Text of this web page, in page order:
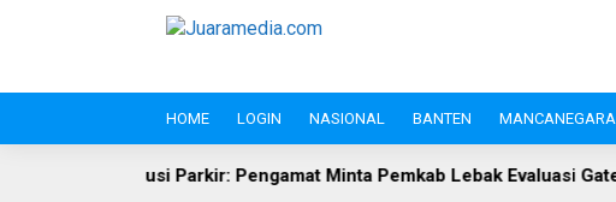
HOME LOGIN NASIONAL BANTEN MANCANEGARA
Pengamat Minta Pemkab Lebak Evaluasi Gate di Jalan S.A.